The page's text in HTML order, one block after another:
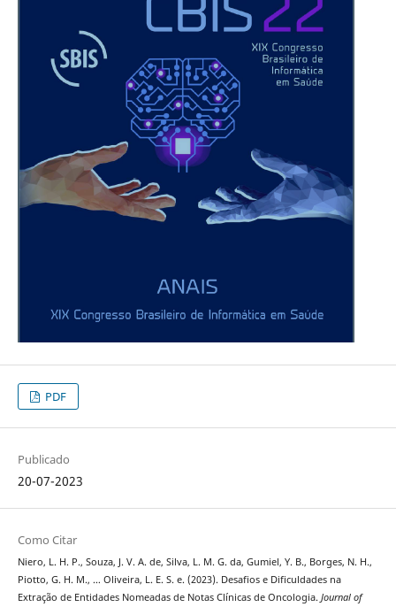
PDF
Publicado
20-07-2023
Como Citar
Niero, L. H. P., Souza, J. V. A. de, Silva, L. M. G. da, Gumiel, Y. B., Borges, N. H.,
Piotto, G. H. M., … Oliveira, L. E. S. e. (2023). Desafios e Dificuldades na
Extração de Entidades Nomeadas de Notas Clínicas de Oncologia. Journal of